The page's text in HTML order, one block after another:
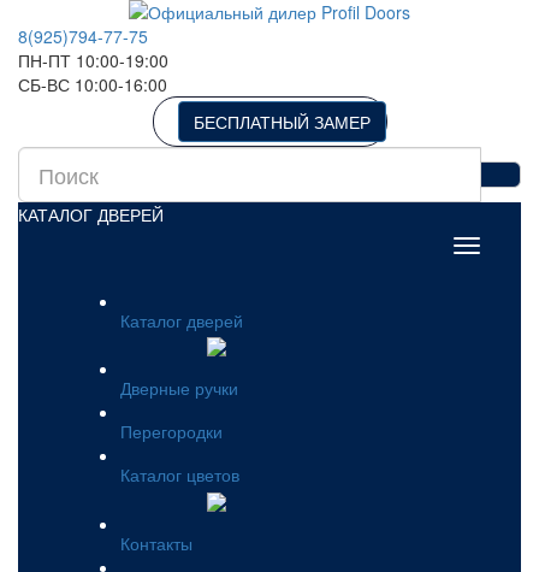
8(925)794-77-75
ПН-ПТ 10:00-19:00
СБ-ВС 10:00-16:00
БЕСПЛАТНЫЙ ЗАМЕР
КАТАЛОГ ДВЕРЕЙ
Каталог дверей
Дверные ручки
Перегородки
Каталог цветов
Контакты